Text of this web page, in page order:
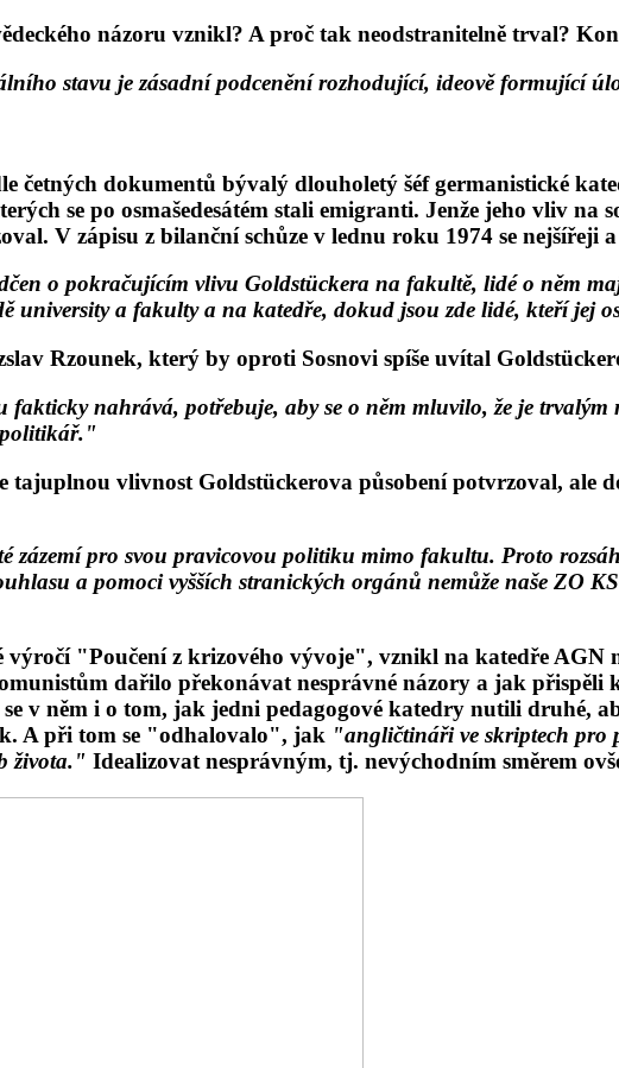
názoru vznikl? A proč tak neodstranitelně trval?
stavu je zásadní podcenění rozhodující, ideově formující
četných dokumentů bývalý dlouholetý šéf germanistické
se po osmašedesátém stali emigranti. Jenže jeho vliv na
V zápisu z bilanční schůze v lednu roku 1974 se nejšířeji
o pokračujícím vlivu Goldstückera na fakultě, lidé o něm
university a fakulty a na katedře, dokud jsou zde lidé, kteří jej
Rzounek, který by oproti Sosnovi spíše uvítal
nahrává, potřebuje, aby se o něm mluvilo, že je trvalým
politikář."
tajuplnou vlivnost Goldstückerova působení potvrzoval, ale
zázemí pro svou pravicovou politiku mimo fakultu. Proto
a pomoci vyšších stranických orgánů nemůže naše ZO
výročí "Poučení z krizového vývoje", vznikl na katedře
dařilo překonávat nesprávné názory a jak přispěli
v něm i o tom, jak jedni pedagogové katedry nutili druhé,
A při tom se "odhalovalo", jak "angličtináři ve skriptech pro
života." Idealizovat nesprávným, tj. nevýchodním směrem